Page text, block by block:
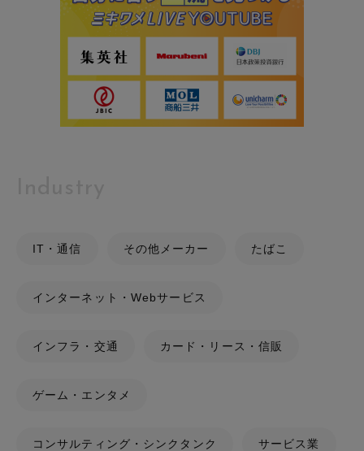
IT・通信 その他メーカー たばこ
インターネット・Webサービス
インフラ・交通 カード・リース・信販
ゲーム・エンタメ
コンサルティング・シンクタンク サービス業